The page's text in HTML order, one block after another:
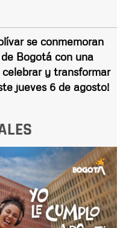
se conmemoran
Bogotá con una
y transformar
jueves 6 de agosto!